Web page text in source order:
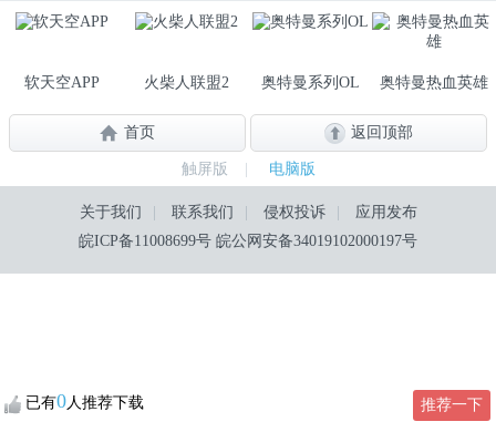
已有0人推荐下载 推荐一下
软天空APP 火柴人联盟2 奥特曼系列OL 奥特曼热血英雄
首页 返回顶部
触屏版 电脑版
关于我们 联系我们 侵权投诉
应用发布
皖ICP备11008699号 皖公网安备34019102000197号